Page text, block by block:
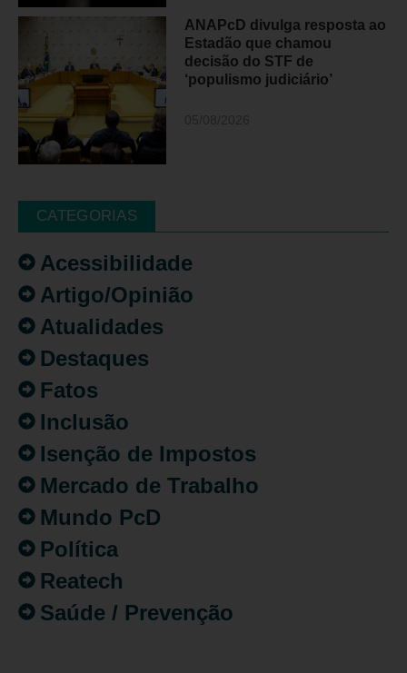
ANAPcD divulga resposta ao
Estadão que chamou
decisão do STF de
‘populismo judiciário’
CATEGORIAS
Acessibilidade
Artigo/Opinião
Atualidades
Destaques
Fatos
Inclusão
Isenção de Impostos
Mercado de Trabalho
Mundo PcD
Política
Reatech
Saúde / Prevenção